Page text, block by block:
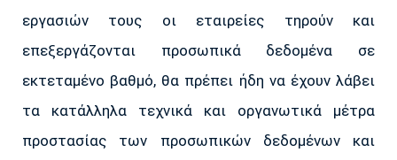
εργασιών τους οι εταιρείες τηρούν και
επεξεργάζονται προσωπικά δεδομένα σε
εκτεταμένο βαθμό, θα πρέπει ήδη να έχουν λάβει
τα κατάλληλα τεχνικά και οργανωτικά μέτρα
προστασίας των προσωπικών δεδομένων και